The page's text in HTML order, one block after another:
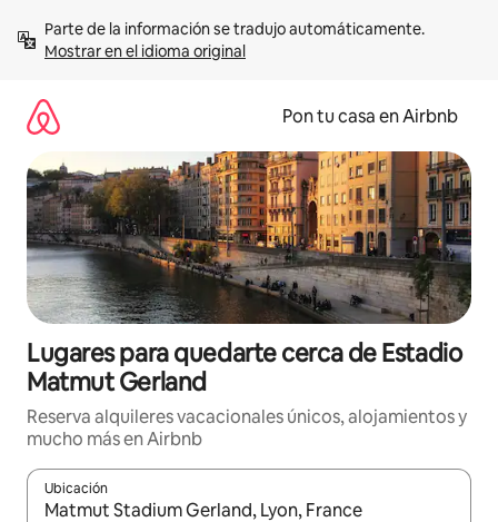
contenidoMostrar en el idioma original
Pon tu casa en Airbnb
Lugares para quedarte cerca de Estadio
Matmut Gerland
Reserva alquileres vacacionales únicos, alojamientos y
mucho más en Airbnb
Ubicación
Cuando los resultados estén disponibles, navega con las